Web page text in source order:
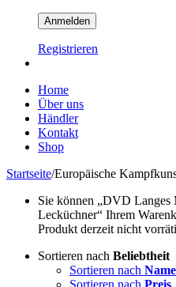
Registrieren
Home
Über uns
Händler
Kontakt
Shop
Startseite/Europäische
Sie können „DVD Langes
Lecküchner“ Ihrem
Produkt derzeit nicht
Sortieren nach Beliebtheit
Sortieren nach Name
Sortieren nach Preis